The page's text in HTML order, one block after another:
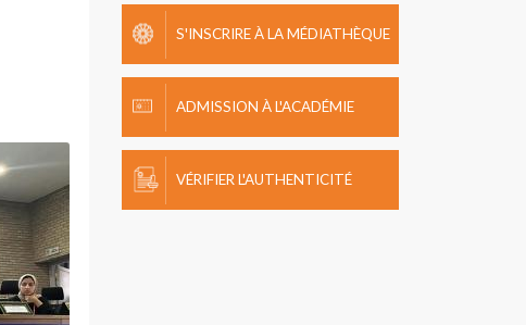
S'INSCRIRE À LA MÉDIATHÈQUE
ADMISSION À L'ACADÉMIE
VÉRIFIER L'AUTHENTICITÉ